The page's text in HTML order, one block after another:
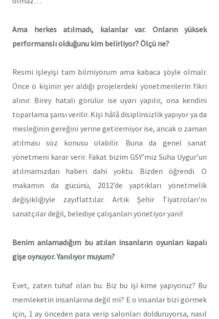
Ama herkes atılmadı, kalanlar var. Onların yüksek
performanslı olduğunu kim belirliyor? Ölçü ne?
Resmi işleyişi tam bilmiyorum ama kabaca şöyle olmalı:
Önce o kişinin yer aldığı projelerdeki yönetmenlerin fikri
alınır. Birey hatalı görülür ise uyarı yapılır, ona kendini
toparlama şansı verilir. Kişi hâlâ disiplinsizlik yapıyor ya da
mesleğinin gereğini yerine getiremiyor ise, ancak o zaman
atılması söz konusu olabilir. Buna da genel sanat
yönetmeni karar verir. Fakat bizim GSY’miz Süha Uygur’un
atılmamızdan haberi dahi yoktu. Bizden öğrendi. O
makamın da gücünü, 2012’de yaptıkları yönetmelik
değişikliğiyle zayıflattılar. Artık Şehir Tiyatroları’nı
sanatçılar değil, belediye çalışanları yönetiyor yani!
Benim anlamadığım bu atılan insanların oyunları kapalı
gişe oynuyor. Yanılıyor muyum?
Evet, zaten tuhaf olan bu. Biz bu işi kime yapıyoruz? Bu
memleketin insanlarına değil mi? E o insanlar bizi görmek
için, 1 ay önceden para verip salonları dolduruyorsa, nasıl